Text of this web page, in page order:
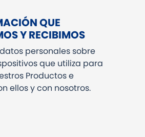
QUE
Y RECIBIMOS
personales sobre
que utiliza para
Productos e
ellos y con nosotros.